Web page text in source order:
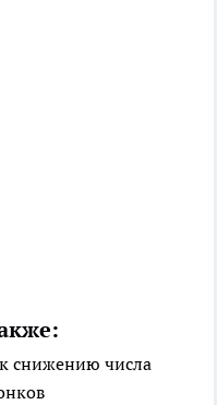
снижению числа